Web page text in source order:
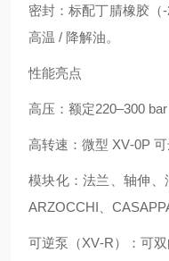
密封：标配丁腈橡胶
高温 / 降解油。
性能亮点
高压：额定220–300
高转速：微型 XV‑0P
模块化：法兰、轴伸
ARZOCCHI、
可逆泵（XV‑R）：可